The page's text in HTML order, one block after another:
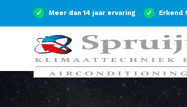
Meer dan 14 jaar ervaring Erkend